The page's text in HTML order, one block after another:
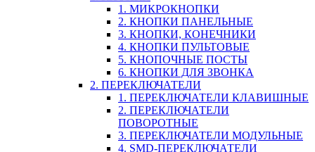
1. МИКРОКНОПКИ
2. КНОПКИ ПАНЕЛЬНЫЕ
3. КНОПКИ, КОНЕЧНИКИ
4. КНОПКИ ПУЛЬТОВЫЕ
5. КНОПОЧНЫЕ ПОСТЫ
6. КНОПКИ ДЛЯ ЗВОНКА
2. ПЕРЕКЛЮЧАТЕЛИ
1. ПЕРЕКЛЮЧАТЕЛИ КЛАВИШНЫЕ
2. ПЕРЕКЛЮЧАТЕЛИ
ПОВОРОТНЫЕ
3. ПЕРЕКЛЮЧАТЕЛИ МОДУЛЬНЫЕ
4. SMD-ПЕРЕКЛЮЧАТЕЛИ